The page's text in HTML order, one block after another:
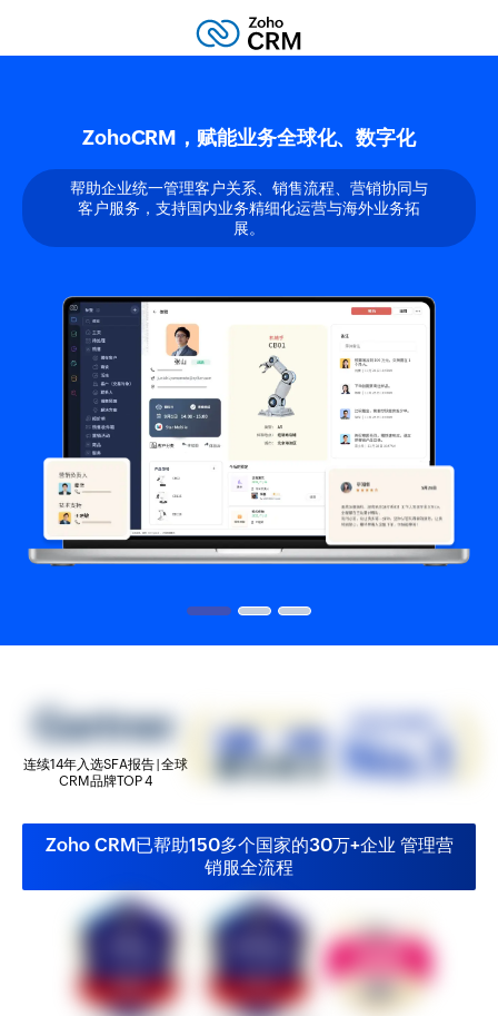
ZohoCRM，赋能业务全球化、数字化
帮助企业统一管理客户关系、销售流程、营销协同与
客户服务，支持国内业务精细化运营与海外业务拓
展。
CRM系统全员版重磅上线
打破部门壁垒，销售、市场、客服、后勤全员协作，
实现整个销售周期内所有团队的无缝协同。
行业定制化CRM系统白皮书
Zoho CRM白皮书洞察行业特点与挑战，沉淀多个
CRM行业专属解决方案，更加适配您的业务。
连续14年入选SFA报告 | 全球
CRM品牌TOP 4
Zoho CRM已帮助150多个国家的30万+企业 管理营
销服全流程